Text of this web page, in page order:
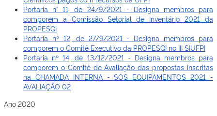
Portaria n° 11, de 24/9/2021 - Designa membros para
comporem a Comissão Setorial de Inventário 2021 da
PROPESQI
Portaria nº 12, de 27/9/2021 - Designa membros para
comporem o Comitê Executivo da PROPESQI no III SIUFPI
Portaria nº 14, de 13/12/2021 - Designa membros para
comporem o Comitê de Avaliação das propostas inscritas
na CHAMADA INTERNA - SOS EQUIPAMENTOS 2021 -
AVALIAÇÃO 02
Ano 2020